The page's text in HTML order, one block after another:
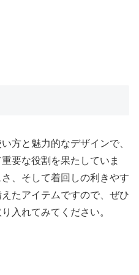
方と魅力的なデザインで、
要な役割を果たしていま
、そして着回しの利きやす
たアイテムですので、ぜひ
入れてみてください。